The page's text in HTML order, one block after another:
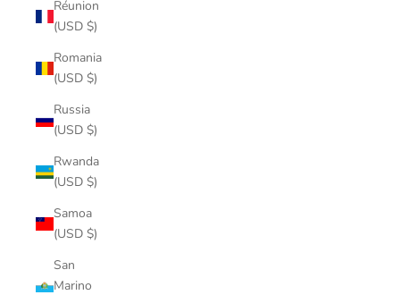
Réunion
(USD $)
Romania
(USD $)
Russia
(USD $)
Rwanda
(USD $)
Samoa
(USD $)
San
Marino